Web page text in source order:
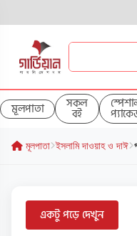
মূলপাতা সকল
বই
মূলপাতা ইসলামি দাওয়াহ ও দাঈ
একটু পড়ে দেখুন